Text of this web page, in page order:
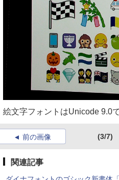
絵文字フォントはUnicode 9.0
前の画像 (3/7)
関連記事